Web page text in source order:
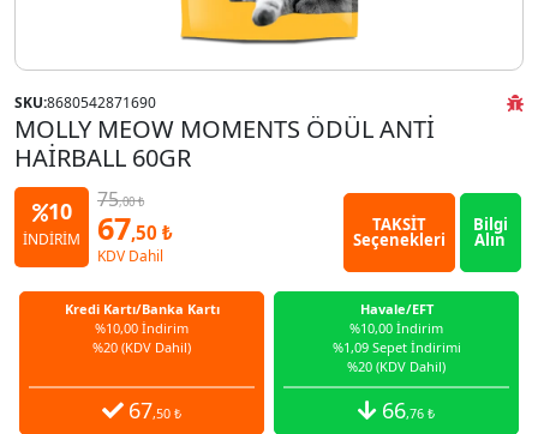
SKU:8680542871690
MOLLY MEOW MOMENTS ÖDÜL ANTİ
HAİRBALL 60GR
10
İNDİRİM
75,00 ₺
67,50 ₺
KDV Dahil
TAKSİT
Seçenekleri
Bilgi
Alın
Kredi Kartı/Banka Kartı
%10,00 İndirim
%20 (KDV Dahil)
67,50 ₺
Havale/EFT
%10,00 İndirim
%1,09 Sepet İndirimi
%20 (KDV Dahil)
66,76 ₺